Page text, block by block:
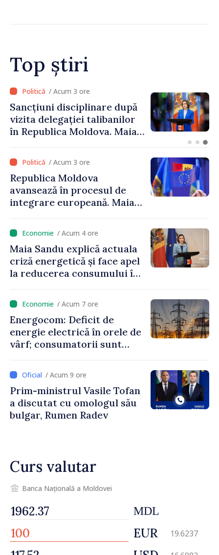
Top știri
/ Acum 2 ore
Adunarea Populară a
Găgăuziei trebuie să aibă un
mandat deplin. Președinta
libere și corecte””
/ Acum 3 ore
Republica Moldova
avansează în procesul de
integrare europeană. Maia
niciun stat”
/ Acum 4 ore
Maia Sandu explică actuala
criză energetică și face apel
la reducerea consumului în
putem menține prețurile la
un nivel mai mic”
/ Acum 7 ore
Energocom: Deficit de
energie electrică în orele de
vârf; consumatorii sunt
/ Acum 9 ore
Prim-ministrul Vasile Tofan
a discutat cu omologul său
bulgar, Rumen Radev
Curs valutar
Banca Națională a Moldovei
MDL
EUR 19.6237